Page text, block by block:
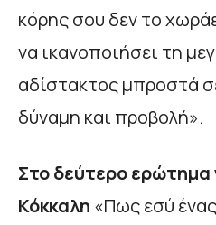
κόρης σου δεν το
να ικανοποιήσει τη
αδίστακτος μπροστά
δύναμη και προβολή».
Στο δεύτερο ερώτημα
Κόκκαλη «Πως εσύ